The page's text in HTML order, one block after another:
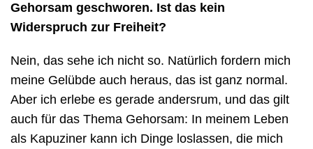
Gehorsam geschworen. Ist das kein
Widerspruch zur Freiheit?
Nein, das sehe ich nicht so. Natürlich fordern mich
meine Gelübde auch heraus, das ist ganz normal.
Aber ich erlebe es gerade andersrum, und das gilt
auch für das Thema Gehorsam: In meinem Leben
als Kapuziner kann ich Dinge loslassen, die mich